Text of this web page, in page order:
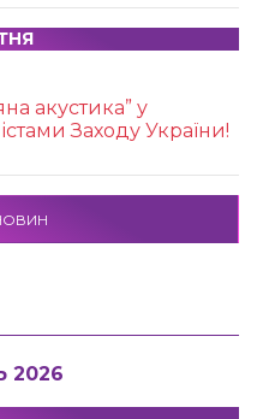
акустика” у
Заходу України!
2026